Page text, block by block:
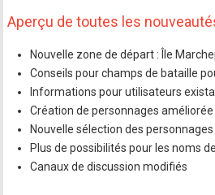
Aperçu de toutes les
Nouvelle zone de départ : Île
Conseils pour champs de bataille
Informations pour utilisateurs
Création de personnages améliorée
Nouvelle sélection des personnages
Plus de possibilités pour les noms
Canaux de discussion modifiés